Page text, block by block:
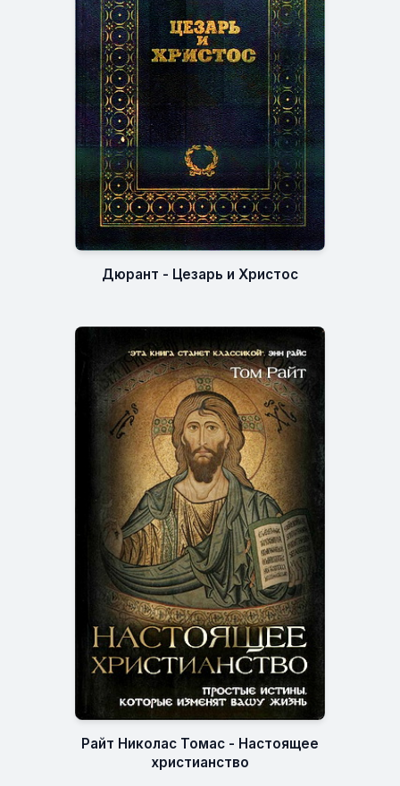
Дюрант - Цезарь и Христос
Райт Николас Томас - Настоящее
христианство